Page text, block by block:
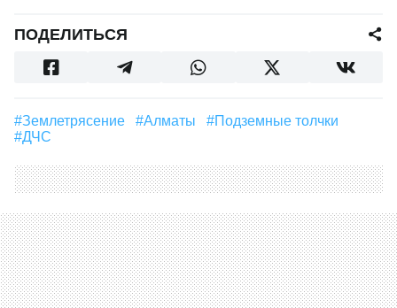
ПОДЕЛИТЬСЯ
#землетрясение #Алматы
#подземные толчки
#ДЧС